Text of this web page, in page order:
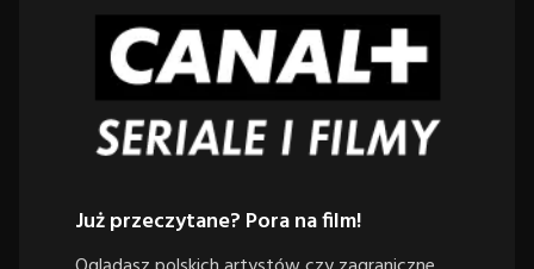
Już przeczytane? Pora na film!